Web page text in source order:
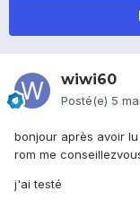
wiwi60
Posté(e) 5
bonjour après avoir
rom me
j'ai testé